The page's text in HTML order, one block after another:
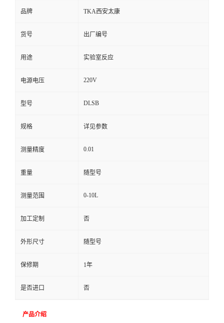
品牌 TKA西安太康
货号 出厂编号
用途 实验室反应
电源电压 220V
型号 DLSB
规格 详见参数
测量精度 0.01
重量 随型号
测量范围 0-10L
加工定制 否
外形尺寸 随型号
保修期 1年
是否进口 否
产品介绍